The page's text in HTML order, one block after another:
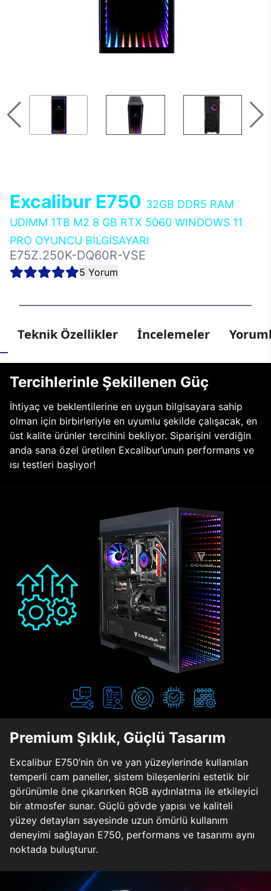
Excalibur E750 32GB DDR5 RAM
UDIMM 1TB M2 8 GB RTX 5060 WINDOWS 11
PRO OYUNCU BİLGİSAYARI
E75Z.250K-DQ60R-VSE
5 Yorum
Teknik Özellikler İncelemeler
Tercihlerinle Şekillenen Güç
İhtiyaç ve beklentilerine en uygun bilgisayara sahip
olman için birbirleriyle en uyumlu şekilde çalışacak, en
üst kalite ürünler tercihini bekliyor. Siparişini verdiğin
anda sana özel üretilen Excalibur’unun performans ve
ısı testleri başlıyor!
Premium Şıklık, Güçlü Tasarım
Excalibur E750’nin ön ve yan yüzeylerinde kullanılan
temperli cam paneller, sistem bileşenlerini estetik bir
görünümle öne çıkarırken RGB aydınlatma ile etkileyici
bir atmosfer sunar. Güçlü gövde yapısı ve kaliteli
yüzey detayları sayesinde uzun ömürlü kullanım
deneyimi sağlayan E750, performans ve tasarımı aynı
noktada buluşturur.